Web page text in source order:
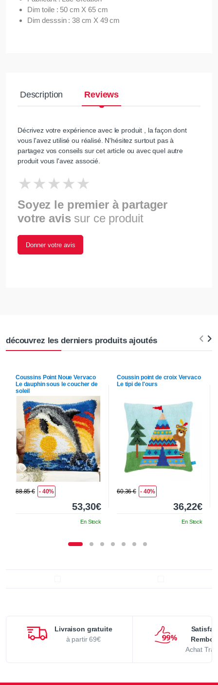
Dim toile : 50 cm X 65 cm
Dim desssin : 38 cm X 49 cm
Description Reviews
Décrivez votre expérience avec le produit , la façon dont
vous l'avez utilisé ou réalisé. N'hésitez surtout pas à
partagez vos conseils sur cet article ou avec quel autre
produit vous l'avez associé.
Soyez le premier à partager
votre avis sur ce produit
Donner votre avis
découvrez les derniers produits ajoutés
Coussins Point NoueVervaco
Le dauphin sous le coucher de
soleil
88.85 € - 40%
53,30€
En Stock
Coussin point de croix Vervaco
Le tipi de l'ours
60.36 € - 40%
36,22€
En Stock
Livraison gratuite
à partir 69€
Achat